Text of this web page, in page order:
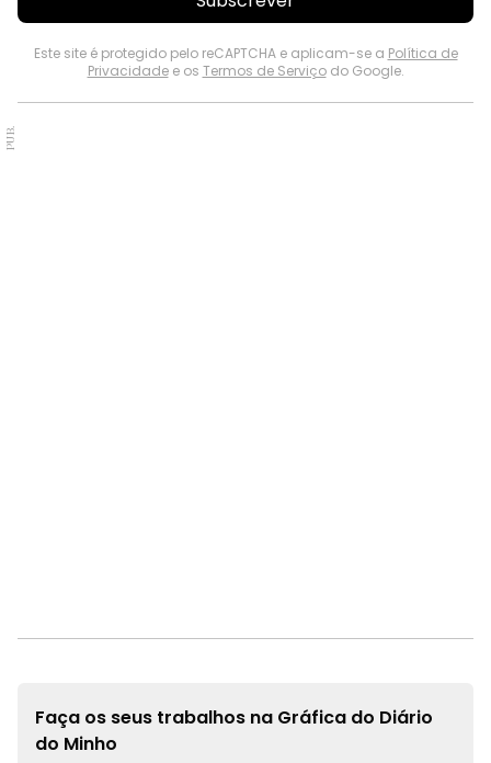
Este site é protegido pelo reCAPTCHA e aplicam-se a Política de
Privacidadee os Termos de Serviçodo Google.
PUB.
Faça os seus trabalhos na Gráfica do Diário
do Minho